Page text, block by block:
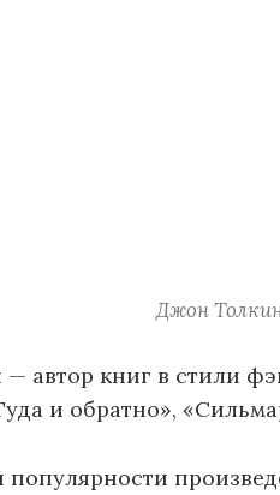
Джон
автор книг в стили
и обратно»,